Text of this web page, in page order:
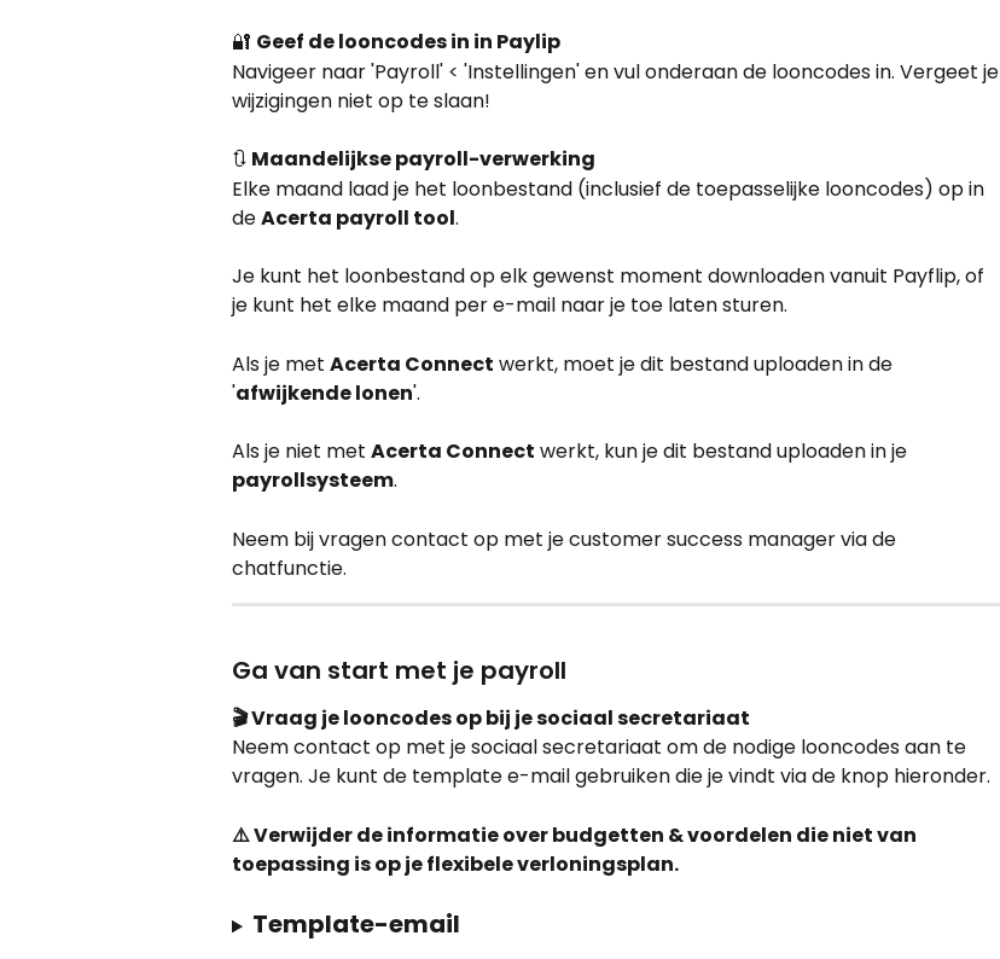
🔐 Geef de looncodes in in Paylip
Navigeer naar 'Payroll' < 'Instellingen' en vul onderaan de looncodes in. Vergeet je
wijzigingen niet op te slaan!
🔃 Maandelijkse payroll-verwerking
Elke maand laad je het loonbestand (inclusief de toepasselijke looncodes) op in
de Acerta payroll tool.
Je kunt het loonbestand op elk gewenst moment downloaden vanuit Payflip, of
je kunt het elke maand per e-mail naar je toe laten sturen.
Als je met Acerta Connect werkt, moet je dit bestand uploaden in de
'afwijkende lonen'.
Als je niet met Acerta Connect werkt, kun je dit bestand uploaden in je
payrollsysteem.
Neem bij vragen contact op met je customer success manager via de
chatfunctie.
Ga van start met je payroll
🎬 Vraag je looncodes op bij je sociaal secretariaat
Neem contact op met je sociaal secretariaat om de nodige looncodes aan te
vragen. Je kunt de template e-mail gebruiken die je vindt via de knop hieronder.
⚠️ Verwijder de informatie over budgetten & voordelen die niet van
toepassing is op je flexibele verloningsplan.
Template-email